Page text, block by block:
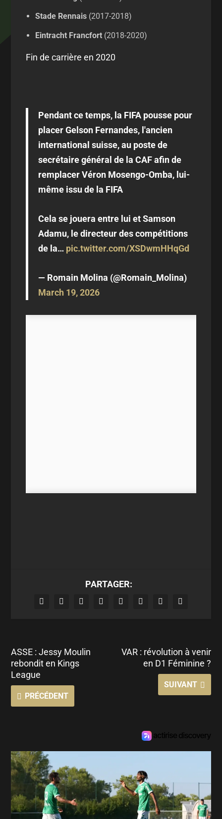
Stade Rennais(2017-2018)
Eintracht Francfort(2018-2020)
Fin de carrière en 2020
Pendant ce temps, la FIFA pousse pour
placer Gelson Fernandes, l'ancien
international suisse, au poste de
secrétaire général de la CAF afin de
remplacer Véron Mosengo-Omba, lui-
même issu de la FIFA
Cela se jouera entre lui et Samson
Adamu, le directeur des compétitions
de la… pic.twitter.com/XSDwmHHqGd
— Romain Molina (@Romain_Molina)
March 19, 2026
PARTAGER:
ASSE : Jessy Moulin
rebondit en Kings
League
PRÉCÉDENT
VAR : révolution à venir
en D1 Féminine ?
SUIVANT